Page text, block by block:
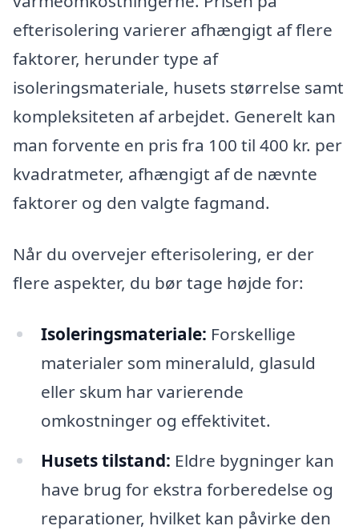
efterisolering varierer afhængigt af flere
faktorer, herunder type af
isoleringsmateriale, husets størrelse samt
kompleksiteten af arbejdet. Generelt kan
man forvente en pris fra 100 til 400 kr. per
kvadratmeter, afhængigt af de nævnte
faktorer og den valgte fagmand.
Når du overvejer efterisolering, er der
flere aspekter, du bør tage højde for:
Isoleringsmateriale: Forskellige
materialer som mineraluld, glasuld
eller skum har varierende
omkostninger og effektivitet.
Husets tilstand: Eldre bygninger kan
have brug for ekstra forberedelse og
reparationer, hvilket kan påvirke den